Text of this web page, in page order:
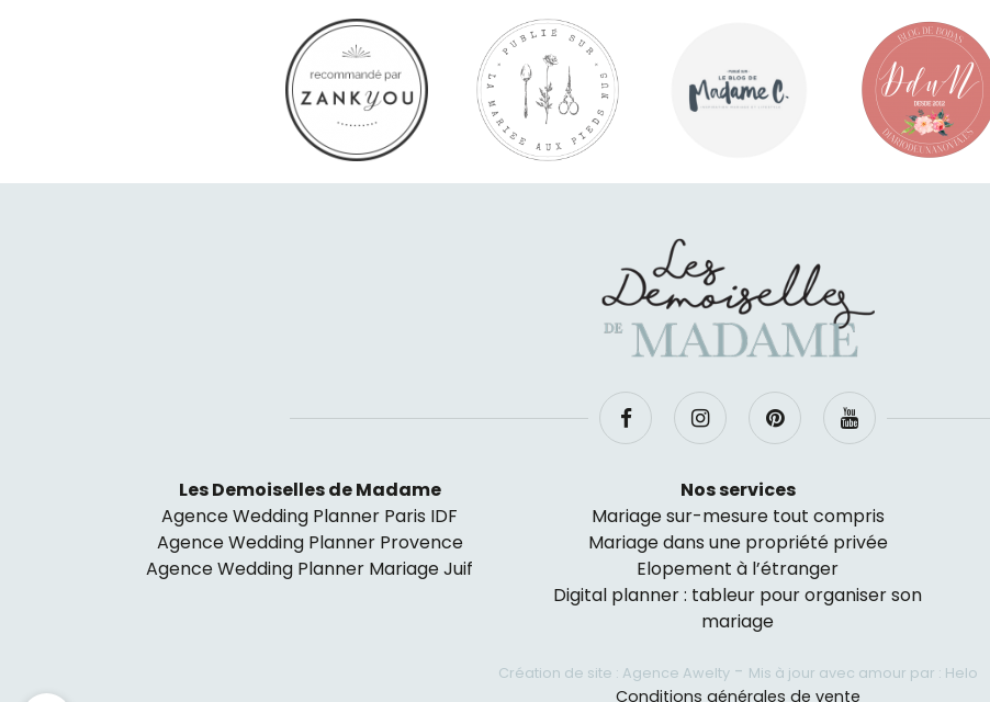
Les Demoiselles de Madame
Agence Wedding Planner Paris IDF
Agence Wedding Planner Provence
Agence Wedding Planner Mariage Juif
Nos services
Mariage sur-mesure tout compris
Mariage dans une propriété privée
Elopement à l’étranger
Digital planner : tableur pour organiser son
mariage
Création de site : Agence Awelty- Mis à jour avec amour par : Helo
Conditions générales de vente